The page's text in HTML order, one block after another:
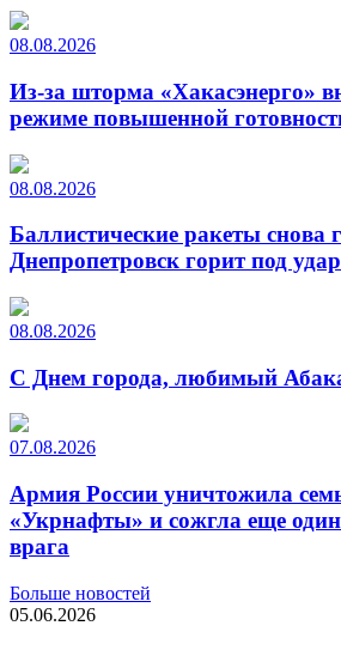
08.08.2026
Из-за шторма «Хакасэнерго»
режиме повышенной
08.08.2026
Баллистические ракеты снова
Днепропетровск горит под
08.08.2026
С Днем города, любимый
07.08.2026
Армия России уничтожила
«Укрнафты» и сожгла еще
врага
Больше новостей
05.06.2026